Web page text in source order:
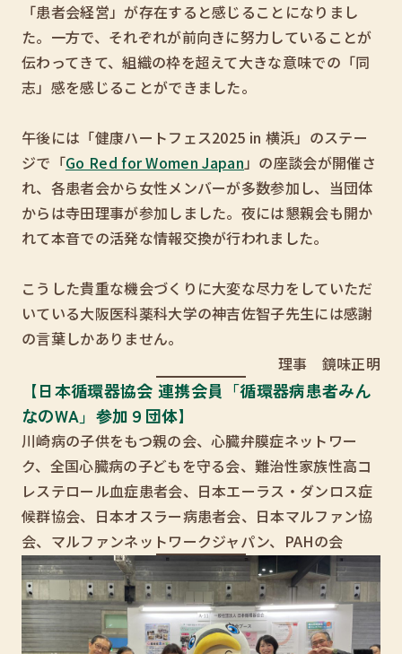
「患者会経営」が存在すると感じることになりまし
た。一方で、それぞれが前向きに努力していることが
伝わってきて、組織の枠を超えて大きな意味での「同
志」感を感じることができました。
午後には「健康ハートフェス2025 in 横浜」のステー
ジで「Go Red for Women Japan」の座談会が開催さ
れ、各患者会から女性メンバーが多数参加し、当団体
からは寺田理事が参加しました。夜には懇親会も開か
れて本音での活発な情報交換が行われました。
こうした貴重な機会づくりに大変な尽力をしていただ
いている大阪医科薬科大学の神吉佐智子先生には感謝
の言葉しかありません。
理事 鏡味正明
【日本循環器協会 連携会員「循環器病患者みん
なのWA」参加９団体】
川崎病の子供をもつ親の会、心臓弁膜症ネットワー
ク、全国心臓病の子どもを守る会、難治性家族性高コ
レステロール血症患者会、日本エーラス・ダンロス症
候群協会、日本オスラー病患者会、日本マルファン協
会、マルファンネットワークジャパン、PAHの会